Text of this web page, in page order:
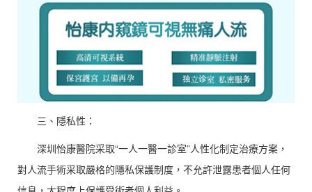
三、隱私性：
深圳怡康醫院采取“一人一醫一診室”人性化制定治療方案，
對人流手術采取嚴格的隱私保護制度，不允許泄露患者個人任何